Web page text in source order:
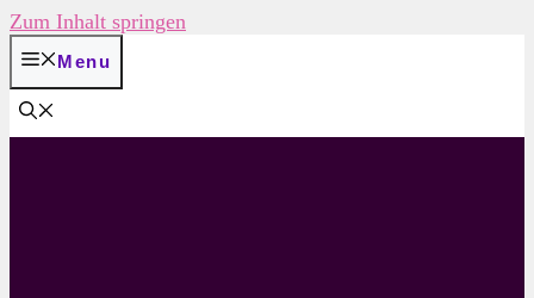
Zum Inhalt springen
Menu